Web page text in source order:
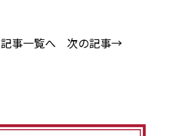
記事一覧へ 次の記事→